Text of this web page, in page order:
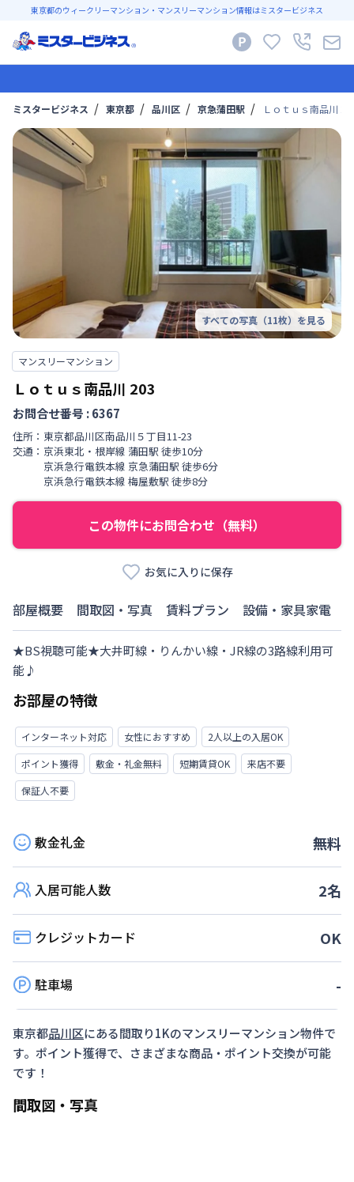
東京都のウィークリーマンション・マンスリーマンション情報はミスタービジネス
ミスタービジネス 東京都 品川区 京急蒲田駅 Ｌｏｔｕｓ南品川
すべての写真（11枚）を見る
マンスリーマンション
Ｌｏｔｕｓ南品川 203
お問合せ番号 :6367
住所： 東京都品川区南品川 ５丁目11-23
交通： 京浜東北・根岸線 蒲田駅 徒歩10分
京浜急行電鉄本線 京急蒲田駅 徒歩6分
京浜急行電鉄本線 梅屋敷駅 徒歩8分
この物件にお問合わせ（無料）
お気に入りに保存
部屋概要 間取図・写真 賃料プラン 設備・家具家電
★BS視聴可能★大井町線・りんかい線・JR線の3路線利用可
能♪
お部屋の特徴
インターネット対応 女性におすすめ
2人以上の入居OK
ポイント獲得
敷金・礼金無料 短期賃貸OK
来店不要
保証人不要
敷金礼金 無料
入居可能人数 2名
クレジットカード OK
駐車場 -
東京都品川区にある間取り1Kのマンスリーマンション物件で
す。ポイント獲得で、さまざまな商品・ポイント交換が可能
です！
間取図・写真